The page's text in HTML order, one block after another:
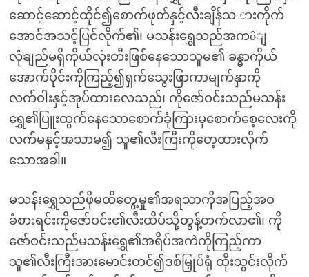
ဆောင့်ဆောင့်ထိုင်၍စောက်ဖုတ်နှင့်လီးချိန်သ ားကိုက်
အောင်အသင့်ပြင်လိုက်၏၊ မသန်းရွှေသည်အကôျ
လုံချည်မရှိကိုယ်လုံးတီးဖြစ်နေသောသူမ၏ ခန္ဓာကိုယ်
အောက်ပိုင်းကိုကြည့်၍ရှက်သွေးဖြာကာမျက်နှာကို
လက်ဝါးနှင့်အုပ်ထားလေသည်၊ ကိုဇော်ဝင်းသည်မသန်း
ရွှေ၏ပြူးထွက်နေသောစောက်ခုံကြားမှစောက်စေ့လေးကို
လက်မနှင့်အသာမ၍ သူ၏လီးကြီးကိုတေ့ထားလိုက်
သောအခါ။
မသန်းရွှေသည်ဖိုမထိတွေ့မှု၏အရသာကိုအပြည့်အဝ
ခံစားရင်းကိုဇော်ဝင်း၏လီးထိပ်သို့တွန့်တက်လာ၏၊ ကို
ဇော်ဝင်းသည်မသန်းရွှေ၏အရိပ်အကဲကိုကြည့်ကာ
သူ၏လီးကြီးအားမောင်းတင်၍ဒစ်မြှုပ်ရုံ ထိုးသွင်းလိုက်